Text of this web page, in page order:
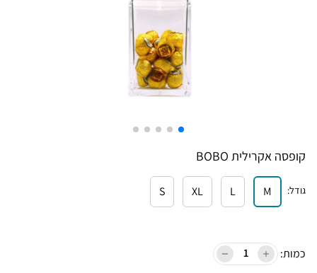
קופסה אקרילית BOBO
גודל:
M
L
XL
S
כמות: